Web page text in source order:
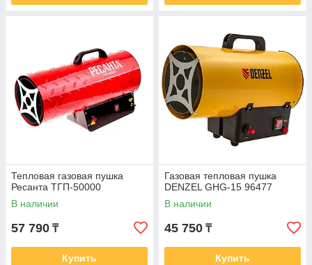
Тепловая газовая пушка
Ресанта ТГП-50000
В наличии
57 790 ₸
Купить
Газовая тепловая пушка
DENZEL GHG-15 96477
В наличии
45 750 ₸
Купить